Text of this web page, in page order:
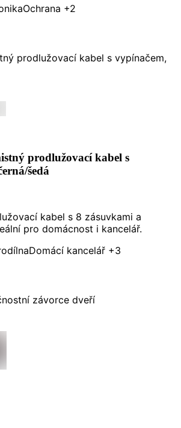
Ochrana +2
prodlužovací kabel s vypínačem,
prodlužovací kabel s
šedá
kabel s 8 zásuvkami a
pro domácnost i kancelář.
dílnaDomácí kancelář +3
závorce dveří